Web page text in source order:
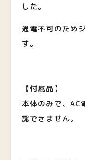
した。
通電不可のため
す。
【付属品】
本体のみで、AC
認できません。